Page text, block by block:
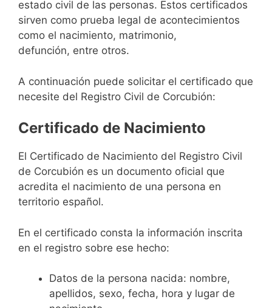
estado civil de las personas. Estos certificados
sirven como prueba legal de acontecimientos
como el nacimiento, matrimonio,
defunción, entre otros.
A continuación puede solicitar el certificado que
necesite del Registro Civil de Corcubión:
Certificado de Nacimiento
El Certificado de Nacimiento del Registro Civil
de Corcubión es un documento oficial que
acredita el nacimiento de una persona en
territorio español.
En el certificado consta la información inscrita
en el registro sobre ese hecho:
Datos de la persona nacida: nombre,
apellidos, sexo, fecha, hora y lugar de